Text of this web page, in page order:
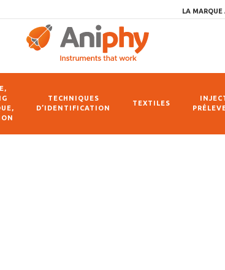
LA MARQUE
TECHNIQUES
D’IDENTIFICATION
TEXTILES